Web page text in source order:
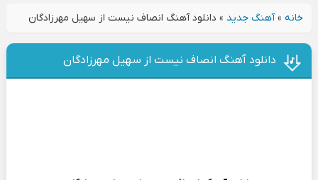
خانه»آهنگ جدید » دانلود آهنگ انصاف نیست از سهیل مهرزادگان
دانلود آهنگ انصاف نیست از سهیل مهرزادگان